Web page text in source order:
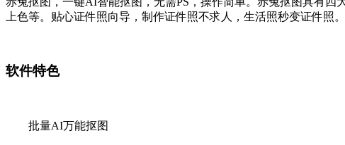
上色等。贴心证件照向导，制作证件照不求人，生活照秒变证件照。
软件特色
批量AI万能抠图